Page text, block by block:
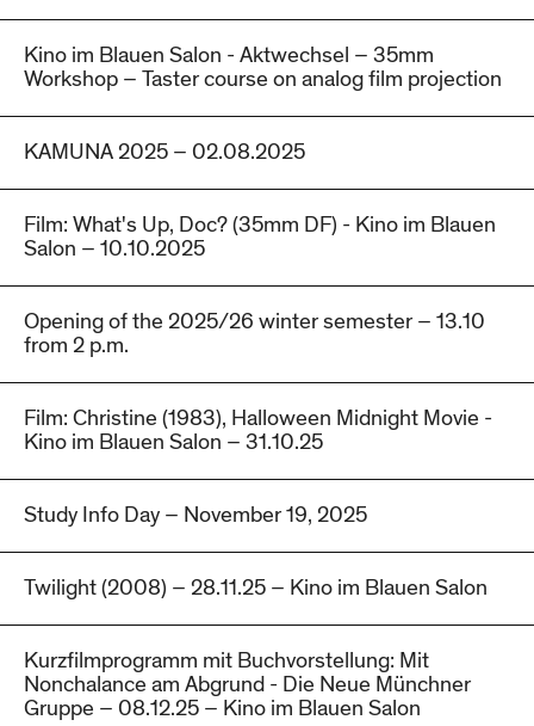
Kino im Blauen Salon - Aktwechsel – 35mm
Workshop – Taster course on analog film projection
KAMUNA 2025 – 02.08.2025
Film: What's Up, Doc? (35mm DF) - Kino im Blauen
Salon – 10.10.2025
Opening of the 2025/26 winter semester – 13.10
from 2 p.m.
Film: Christine (1983), Halloween Midnight Movie -
Kino im Blauen Salon – 31.10.25
Study Info Day – November 19, 2025
Twilight (2008) – 28.11.25 – Kino im Blauen Salon
Kurzfilmprogramm mit Buchvorstellung: Mit
Nonchalance am Abgrund - Die Neue Münchner
Gruppe – 08.12.25 – Kino im Blauen Salon